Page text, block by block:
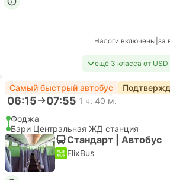
Налоги включены за
ещё 3 класса от USD
Самый быстрый автобус
06:15 07:55 1 ч. 40 м.
Фоджа
Бари Центральная ЖД станция
Стандарт | Автобус
FlixBus